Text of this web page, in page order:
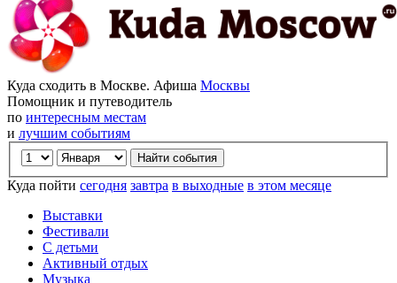
Куда сходить в Москве. Афиша Москвы
Помощник и путеводитель
по интересным местам
и лучшим событиям
Куда пойти сегодня завтра в выходные в этом месяце
Выставки
Фестивали
С детьми
Активный отдых
Музыка